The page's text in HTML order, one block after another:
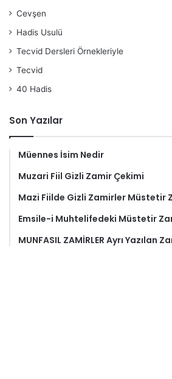
Cevşen
Hadis Usulü
Tecvid Dersleri Örnekleriyle
Tecvid
40 Hadis
Son Yazılar
Müennes İsim Nedir
Muzari Fiil Gizli Zamir Çekimi
Mazi Fiilde Gizli Zamirler Müstetir
Emsile-i Muhtelifedeki Müstetir
MUNFASIL ZAMİRLER Ayrı Yazılan